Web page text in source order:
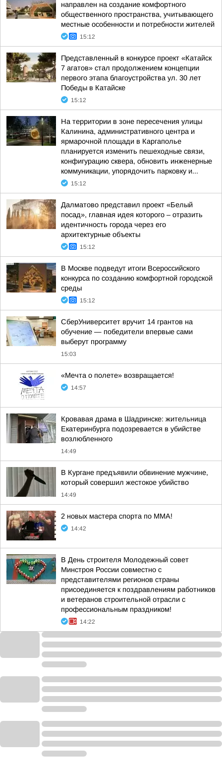
направлен на создание комфортного
общественного пространства, учитывающего
местные особенности и потребности жителей
15:12
Представленный в конкурсе проект «Катайск
7 агатов» стал продолжением концепции
первого этапа благоустройства ул. 30 лет
Победы в Катайске
15:12
На территории в зоне пересечения улицы
Калинина, административного центра и
ярмарочной площади в Каргаполье
планируется изменить пешеходные связи,
конфигурацию сквера, обновить инженерные
коммуникации, упорядочить парковку и...
15:12
Далматово представил проект «Белый
посад», главная идея которого – отразить
идентичность города через его
архитектурные объекты
15:12
В Москве подведут итоги Всероссийского
конкурса по созданию комфортной городской
среды
15:12
СберУниверситет вручит 14 грантов на
обучение — победители впервые сами
выберут программу
15:03
«Мечта о полете» возвращается!
14:57
Кровавая драма в Шадринске: жительница
Екатеринбурга подозревается в убийстве
возлюбленного
14:49
В Кургане предъявили обвинение мужчине,
который совершил жестокое убийство
14:49
2 новых мастера спорта по ММА!
14:42
В День строителя Молодежный совет
Минстроя России совместно с
представителями регионов страны
присоединяется к поздравлениям работников
и ветеранов строительной отрасли с
профессиональным праздником!
14:22